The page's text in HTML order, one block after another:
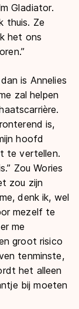
Gladiator.
thuis. Ze
het ons
is Annelies
zal helpen
is,
hoofd
te vertellen.
Zou Wories
zou zijn
denk ik, wel
mezelf te
me
groot risico
tenminste,
het alleen
bij moeten